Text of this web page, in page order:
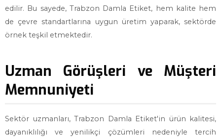
edilir. Bu sayede, Trabzon Damla Etiket, hem kalite hem
de çevre standartlarına uygun üretim yaparak, sektörde
örnek teşkil etmektedir.
Uzman Görüşleri ve Müşteri
Memnuniyeti
Sektör uzmanları, Trabzon Damla Etiket'in ürün kalitesi,
dayanıklılığı ve yenilikçi çözümleri nedeniyle tercih